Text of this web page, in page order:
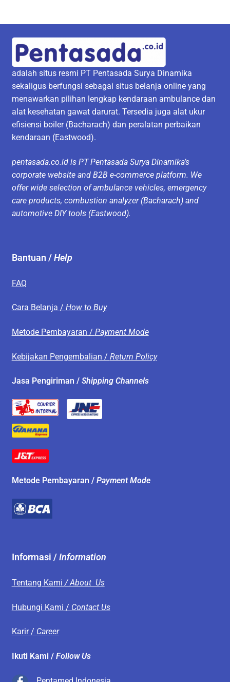
adalah situs resmi PT Pentasada Surya Dinamika
sekaligus berfungsi sebagai situs belanja online yang
menawarkan pilihan lengkap kendaraan ambulance dan
alat kesehatan gawat darurat. Tersedia juga alat ukur
efisiensi boiler (Bacharach) dan peralatan perbaikan
kendaraan (Eastwood).
pentasada.co.id is PT Pentasada Surya Dinamika’s
corporate website and B2B e-commerce platform. We
offer wide selection of ambulance vehicles, emergency
care products, combustion analyzer (Bacharach) and
automotive DIY tools (Eastwood).
Bantuan /Help
FAQ
Cara Belanja / How to Buy
Metode Pembayaran / Payment Mode
Kebijakan Pengembalian / Return Policy
Jasa Pengiriman / Shipping Channels
Metode Pembayaran / Payment Mode
Informasi /Information
Tentang Kami / About Us
Hubungi Kami / Contact Us
Karir / Career
Ikuti Kami / Follow Us